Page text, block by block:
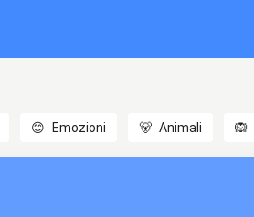
😊 Emozioni 🐻 Animali 🙉